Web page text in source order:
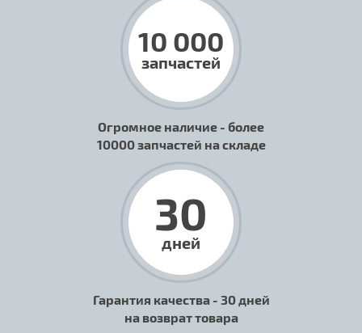
10 000
запчастей
Огромное наличие - более
10000 запчастей на складе
30
дней
Гарантия качества - 30 дней
на возврат товара